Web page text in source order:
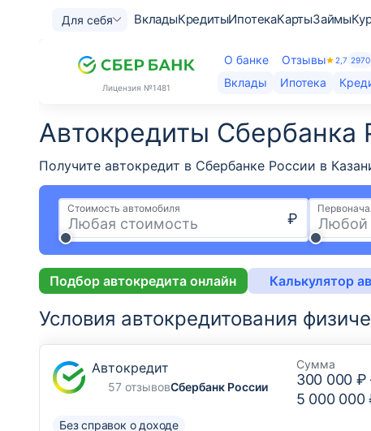
Для себя ВкладыКредитыИпотекаКартыЗаймы
Лицензия №1481
О банке Отзывы 2,7 2970
Вклады
Ипотека
Автокредиты Сбербанка
Получите автокредит в Сбербанке России в
Стоимость автомобиля
₽
Подбор автокредита онлайн Калькулятор
Условия автокредитования
Автокредит
57 отзывовСбербанк России
Сумма
300 000 ₽
5 000 000
Без справок о доходе